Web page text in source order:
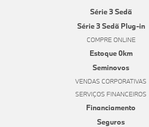
Série 3 Sedã
Série 3 Sedã Plug-in
COMPRE ONLINE
Estoque 0km
Seminovos
VENDAS CORPORATIVAS
SERVIÇOS FINANCEIROS
Financiamento
Seguros